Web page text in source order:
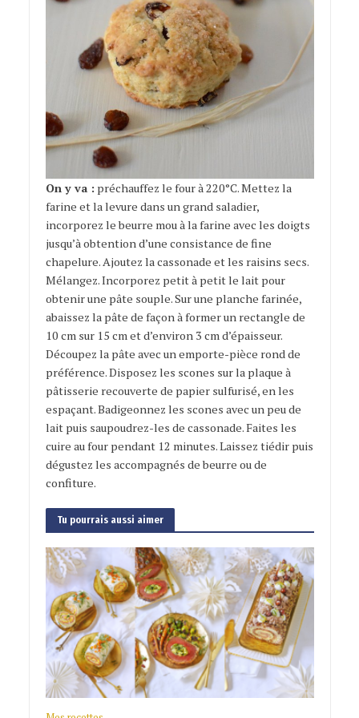
On y va : préchauffez le four à 220°C. Mettez la
farine et la levure dans un grand saladier,
incorporez le beurre mou à la farine avec les doigts
jusqu’à obtention d’une consistance de fine
chapelure. Ajoutez la cassonade et les raisins secs.
Mélangez. Incorporez petit à petit le lait pour
obtenir une pâte souple. Sur une planche farinée,
abaissez la pâte de façon à former un rectangle de
10 cm sur 15 cm et d’environ 3 cm d’épaisseur.
Découpez la pâte avec un emporte-pièce rond de
préférence. Disposez les scones sur la plaque à
pâtisserie recouverte de papier sulfurisé, en les
espaçant. Badigeonnez les scones avec un peu de
lait puis saupoudrez-les de cassonade. Faites les
cuire au four pendant 12 minutes. Laissez tiédir puis
dégustez les accompagnés de beurre ou de
confiture.
Tu pourrais aussi aimer